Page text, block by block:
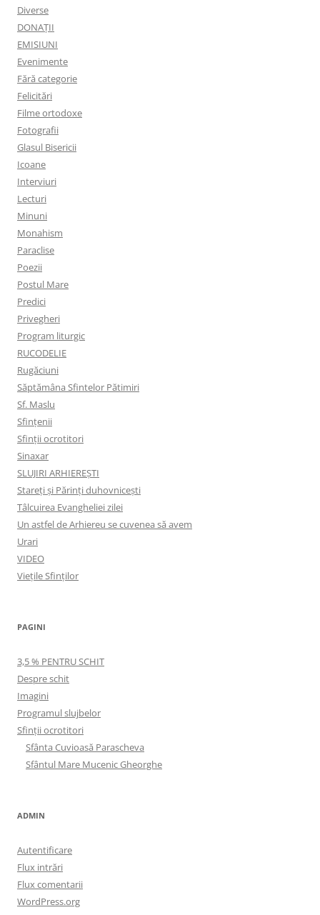
Diverse
DONAȚII
EMISIUNI
Evenimente
Fără categorie
Felicitări
Filme ortodoxe
Fotografii
Glasul Bisericii
Icoane
Interviuri
Lecturi
Minuni
Monahism
Paraclise
Poezii
Postul Mare
Predici
Privegheri
Program liturgic
RUCODELIE
Rugăciuni
Săptămâna Sfintelor Pătimiri
Sf. Maslu
Sfințenii
Sfinții ocrotitori
Sinaxar
SLUJIRI ARHIEREȘTI
Stareți și Părinți duhovnicești
Tâlcuirea Evangheliei zilei
Un astfel de Arhiereu se cuvenea să avem
Urari
VIDEO
Viețile Sfinților
PAGINI
3,5 % PENTRU SCHIT
Despre schit
Imagini
Programul slujbelor
Sfinţii ocrotitori
Sfânta Cuvioasă Parascheva
Sfântul Mare Mucenic Gheorghe
ADMIN
Autentificare
Flux intrări
Flux comentarii
WordPress.org